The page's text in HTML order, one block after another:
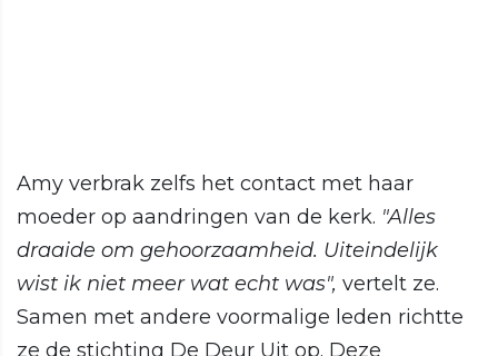
Amy verbrak zelfs het contact met haar
moeder op aandringen van de kerk. "Alles
draaide om gehoorzaamheid. Uiteindelijk
wist ik niet meer wat echt was", vertelt ze.
Samen met andere voormalige leden richtte
ze de stichting De Deur Uit op. Deze